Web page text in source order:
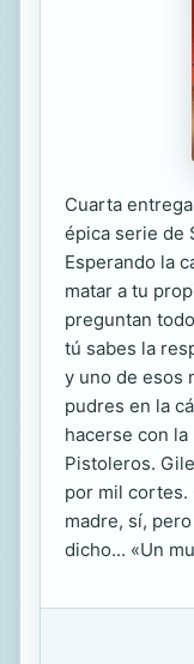
Cuarta
épica serie de
Esperando la
matar a tu
preguntan
tú sabes la
y uno de esos
pudres en la
hacerse con
Pistoleros.
por mil cortes.
madre, sí,
dicho... «Un